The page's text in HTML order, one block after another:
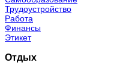
Трудоустройство
Работа
Финансы
Этикет
Отдых